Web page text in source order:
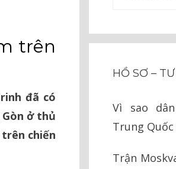
trên
đã có
ở thủ
chiến
HỒ SƠ –
Vì sao
Trung Quốc
Trận